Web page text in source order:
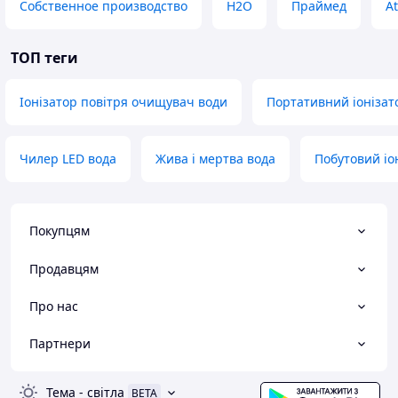
Собственное производство H2O Праймед
ТОП теги
Іонізатор повітря очищувач води Портативний
Чилер LED вода Жива і мертва вода Побутовий
Покупцям
Продавцям
Про нас
Партнери
Тема - світла BETA